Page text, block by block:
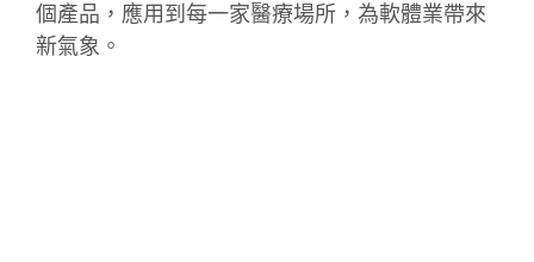
個產品，應用到每一家醫療場所，為軟體業帶來
新氣象。